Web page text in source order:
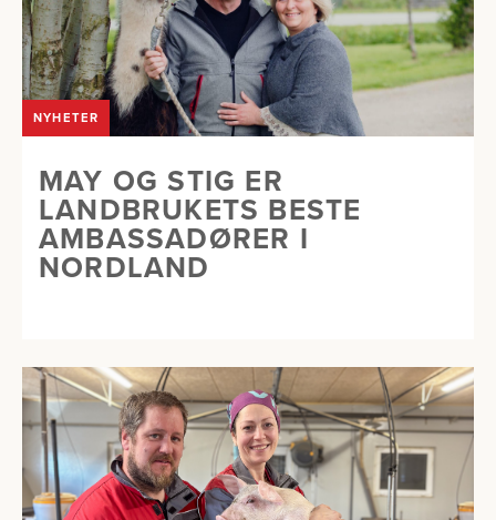
NYHETER
MAY OG STIG ER
LANDBRUKETS BESTE
AMBASSADØRER I
NORDLAND